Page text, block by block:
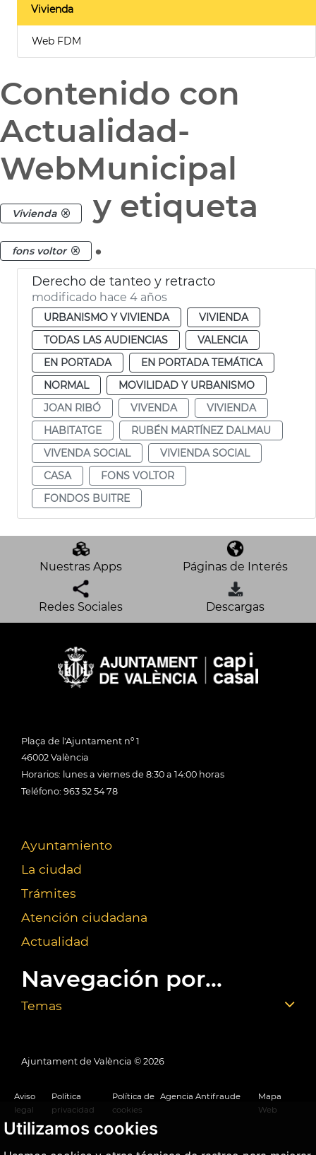
Utilizamos cookies
Vivienda
Web FDM
Contenido con
Actualidad-
WebMunicipal
Vivienda y etiqueta
fons voltor .
Derecho de tanteo y retracto
modificado hace 4 años
URBANISMO Y VIVIENDA
VIVIENDA
TODAS LAS AUDIENCIAS
VALENCIA
EN PORTADA
EN PORTADA TEMÁTICA
NORMAL
MOVILIDAD Y URBANISMO
JOAN RIBÓ
VIVENDA
VIVIENDA
HABITATGE
RUBÉN MARTÍNEZ DALMAU
VIVENDA SOCIAL
VIVIENDA SOCIAL
CASA
FONS VOLTOR
FONDOS BUITRE
Nuestras Apps Páginas de Interés
Redes Sociales Descargas
Plaça de l'Ajuntament nº 1
46002 València
Horarios: lunes a viernes de 8:30 a 14:00 horas
Teléfono: 963 52 54 78
Ayuntamiento
La ciudad
Trámites
Atención ciudadana
Actualidad
Navegación por...
Temas
Ajuntament de València © 2026
Aviso
legal
Política
privacidad
Política de
cookies
Agencia Antifraude
Mapa
Web